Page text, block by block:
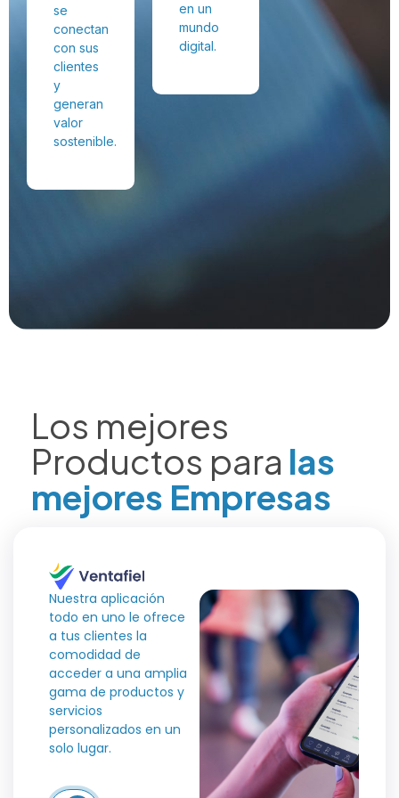
se
conectan
con sus
clientes
y
generan
valor
sostenible.
en un
mundo
digital.
Los mejores
Productos para las
mejores Empresas
Nuestra aplicación
todo en uno le ofrece
a tus clientes la
comodidad de
acceder a una amplia
gama de productos y
servicios
personalizados en un
solo lugar.